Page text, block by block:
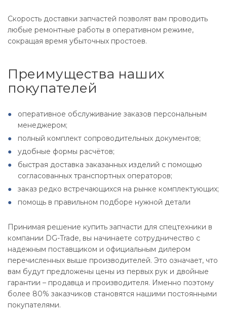
Скорость доставки запчастей позволят вам проводить
любые ремонтные работы в оперативном режиме,
сокращая время убыточных простоев.
Преимущества наших
покупателей
оперативное обслуживание заказов персональным
менеджером;
полный комплект сопроводительных документов;
удобные формы расчётов;
быстрая доставка заказанных изделий с помощью
согласованных транспортных операторов;
заказ редко встречающихся на рынке комплектующих;
помощь в правильном подборе нужной детали
Принимая решение купить запчасти для спецтехники в
компании DG-Trade, вы начинаете сотрудничество с
надежным поставщиком и официальным дилером
перечисленных выше производителей. Это означает, что
вам будут предложены цены из первых рук и двойные
гарантии – продавца и производителя. Именно поэтому
более 80% заказчиков становятся нашими постоянными
покупателями.